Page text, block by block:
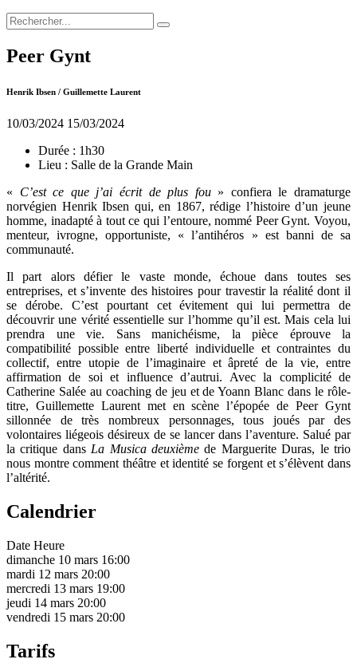
Peer Gynt
Henrik Ibsen / Guillemette Laurent
10/03/2024 15/03/2024
Durée : 1h30
Lieu : Salle de la Grande Main
« C’est ce que j’ai écrit de plus fou» confiera le dramaturge
norvégien Henrik Ibsen qui, en 1867, rédige l’histoire d’un jeune
homme, inadapté à tout ce qui l’entoure, nommé Peer Gynt. Voyou,
menteur, ivrogne, opportuniste, « l’antihéros » est banni de sa
communauté.
Il part alors défier le vaste monde, échoue dans toutes ses
entreprises, et s’invente des histoires pour travestir la réalité dont il
se dérobe. C’est pourtant cet évitement qui lui permettra de
découvrir une vérité essentielle sur l’homme qu’il est. Mais cela lui
prendra une vie. Sans manichéisme, la pièce éprouve la
compatibilité possible entre liberté individuelle et contraintes du
collectif, entre utopie de l’imaginaire et âpreté de la vie, entre
affirmation de soi et influence d’autrui. Avec la complicité de
Catherine Salée au coaching de jeu et de Yoann Blanc dans le rôle-
titre, Guillemette Laurent met en scène l’épopée de Peer Gynt
sillonnée de très nombreux personnages, tous joués par des
volontaires liégeois désireux de se lancer dans l’aventure. Salué par
la critique dans La Musica deuxième de Marguerite Duras, le trio
nous montre comment théâtre et identité se forgent et s’élèvent dans
l’altérité.
Calendrier
Date Heure
dimanche 10 mars 16:00
mardi 12 mars 20:00
mercredi 13 mars 19:00
jeudi 14 mars 20:00
vendredi 15 mars 20:00
Tarifs